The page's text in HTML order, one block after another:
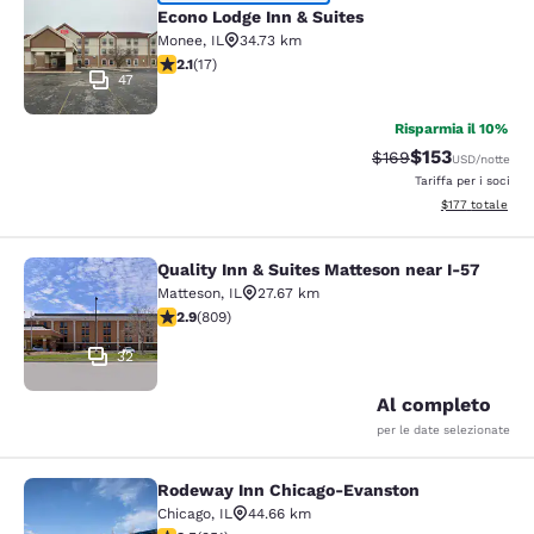
47
Econo Lodge Inn & Suites
Monee, IL
34.73 km
Valutazione di 2.12 stelle. Discreto. 17 recensioni
2.1(17)
Risparmia il 10%
Tariffa di barratura:
$169Tariffa
$153USD/notte
Tariffa per i soci
Visualizza i
$177 totale
Quality Inn & Suites Matteson near
32
Quality Inn & Suites Matteson near I-57
Matteson, IL
27.67 km
Valutazione di 2.87 stelle. Discreto. 809 recensioni
2.9(809)
Al completo
per le date selezionate
Rodeway Inn Chicago-Evanston
Rodeway Inn Chicago-Evanston
Chicago, IL
44.66 km